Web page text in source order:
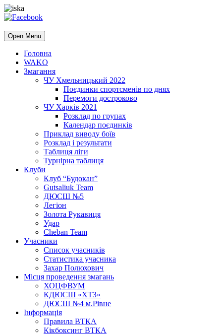
Open Menu
Головна
WAKO
Змагання
ЧУ Хмельницький 2022
Поєдинки спортсменів по днях
Перемоги достроково
ЧУ Харків 2021
Розклад по групах
Календар поєдинків
Приклад виводу боїв
Розклад і результати
Таблиця ліги
Турнірна таблиця
Клуби
Клуб “Будокан”
Gutsaliuk Team
ДЮСШ №5
Легіон
Золота Рукавиця
Удар
Cheban Team
Учасники
Список учасників
Статистика учасника
Захар Полюхович
Місця проведення змагань
ХОЦФВУМ
КДЮСШ «ХТЗ»
ДЮСШ №4 м.Рівне
Інформація
Правила ВТКА
Кікбоксинг ВТКА